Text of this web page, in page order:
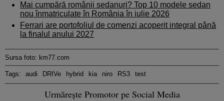
Mai cumpără românii sedanuri? Top 10 modele sedan
nou înmatriculate în România în iulie 2026
Ferrari are portofoliul de comenzi acoperit integral până
la finalul anului 2027
Sursa foto: km77.com
Tags: audi DRIVe hybrid kia niro RS3 test
Urmărește Promotor pe Social Media